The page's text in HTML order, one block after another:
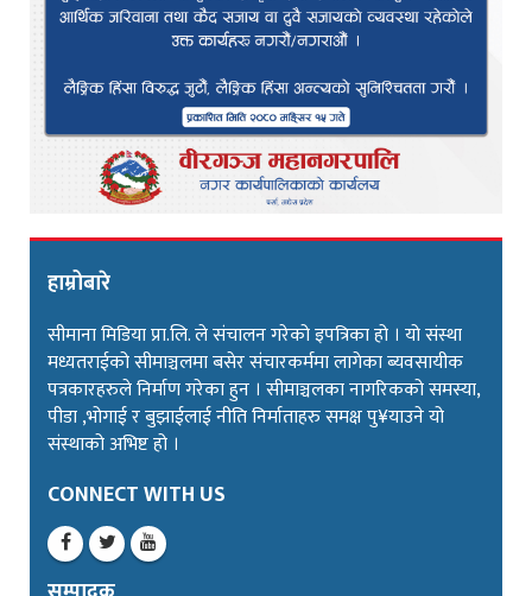
हाम्रोबारे
सीमाना मिडिया प्रा.लि. ले संचालन गरेको इपत्रिका हो । यो संस्था
मध्यतराईको सीमाञ्चलमा बसेर संचारकर्ममा लागेका ब्यवसायीक
पत्रकारहरुले निर्माण गरेका हुन । सीमाञ्चलका नागरिकको समस्या,
पीडा ,भोगाई र बुझाईलाई नीति निर्माताहरु समक्ष पु¥याउने यो
संस्थाको अभिष्ट हो ।
CONNECT WITH US